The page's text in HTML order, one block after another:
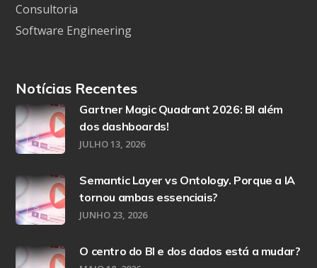
Consultoria
Software Engineering
Notícias Recentes
Gartner Magic Quadrant 2026: BI além
dos dashboards!
JULHO 13, 2026
Semantic Layer vs Ontology. Porque a IA
tornou ambas essenciais?
JUNHO 23, 2026
O centro do BI e dos dados está a mudar?